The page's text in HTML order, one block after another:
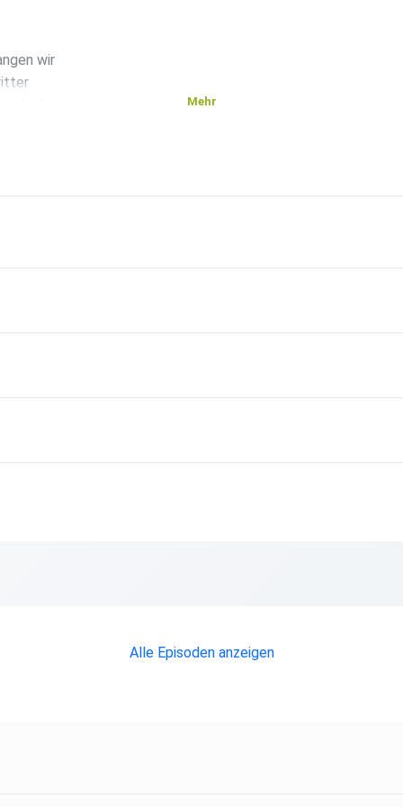
wir
Mehr
Alle Episoden anzeigen